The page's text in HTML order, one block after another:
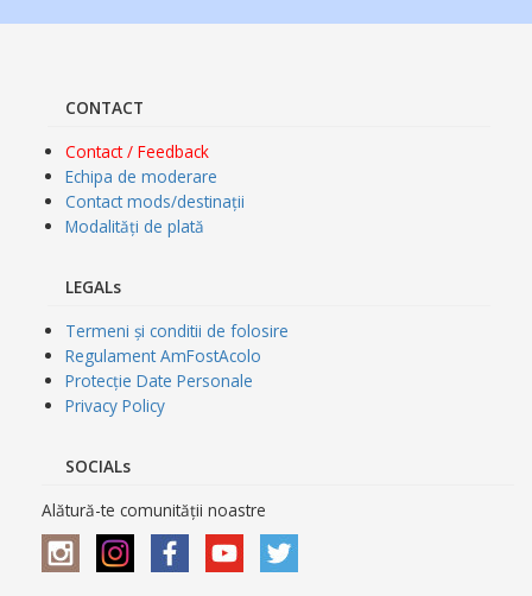
CONTACT
Contact / Feedback
Echipa de moderare
Contact mods/destinații
Modalități de plată
LEGALs
Termeni și conditii de folosire
Regulament AmFostAcolo
Protecție Date Personale
Privacy Policy
SOCIALs
Alătură-te comunității noastre